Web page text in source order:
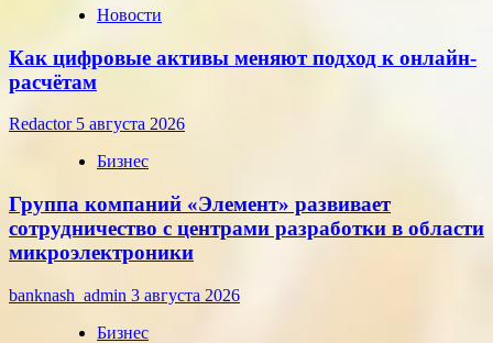
Новости
Как цифровые активы меняют подход к онлайн-
расчётам
Redactor 5 августа 2026
Бизнес
Группа компаний «Элемент» развивает
сотрудничество с центрами разработки в области
микроэлектроники
banknash_admin 3 августа 2026
Бизнес